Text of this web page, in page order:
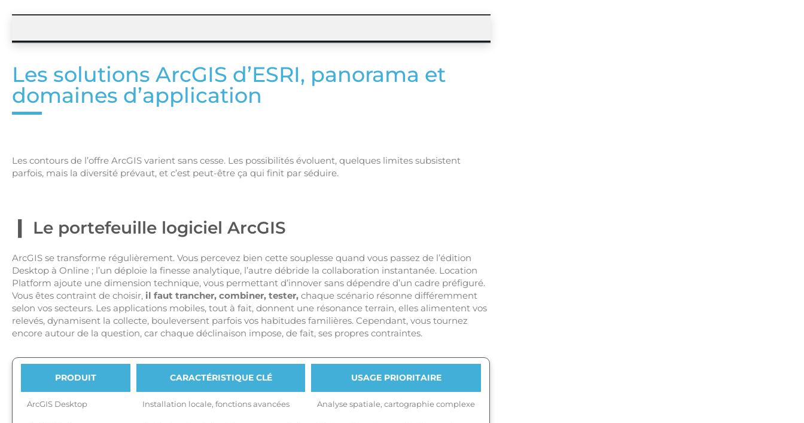
Les solutions ArcGIS d’ESRI, panorama et
domaines d’application
Les contours de l’offre ArcGIS varient sans cesse. Les possibilités évoluent, quelques limites subsistent
parfois, mais la diversité prévaut, et c’est peut-être ça qui finit par séduire.
Le portefeuille logiciel ArcGIS
ArcGIS se transforme régulièrement. Vous percevez bien cette souplesse quand vous passez de l’édition
Desktop à Online ; l’un déploie la finesse analytique, l’autre débride la collaboration instantanée. Location
Platform ajoute une dimension technique, vous permettant d’innover sans dépendre d’un cadre préfiguré.
Vous êtes contraint de choisir, il faut trancher, combiner, tester, chaque scénario résonne différemment
selon vos secteurs. Les applications mobiles, tout à fait, donnent une résonance terrain, elles alimentent vos
relevés, dynamisent la collecte, bouleversent parfois vos habitudes familières. Cependant, vous tournez
encore autour de la question, car chaque déclinaison impose, de fait, ses propres contraintes.
PRODUIT CARACTÉRISTIQUE CLÉ USAGE PRIORITAIRE
ArcGIS Desktop Installation locale, fonctions avancées Analyse spatiale, cartographie complexe